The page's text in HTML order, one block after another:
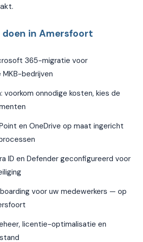
in Amersfoort
365-migratie voor
bedrijven
onnodige kosten, kies de
en OneDrive op maat ingericht
ID en Defender geconfigureerd voor
voor uw medewerkers — op
licentie-optimalisatie en